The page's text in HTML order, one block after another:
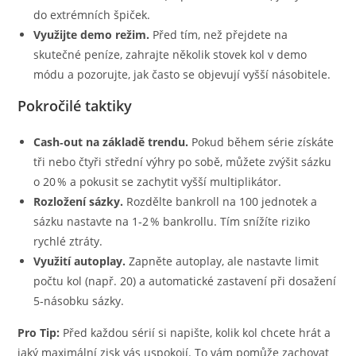
do extrémních špiček.
Využijte demo režim. Před tím, než přejdete na
skutečné peníze, zahrajte několik stovek kol v demo
módu a pozorujte, jak často se objevují vyšší násobitele.
Pokročilé taktiky
Cash‑out na základě trendu. Pokud během série získáte
tři nebo čtyři střední výhry po sobě, můžete zvýšit sázku
o 20 % a pokusit se zachytit vyšší multiplikátor.
Rozložení sázky. Rozdělte bankroll na 100 jednotek a
sázku nastavte na 1‑2 % bankrollu. Tím snížíte riziko
rychlé ztráty.
Využití autoplay. Zapněte autoplay, ale nastavte limit
počtu kol (např. 20) a automatické zastavení při dosažení
5‑násobku sázky.
Pro Tip: Před každou sérií si napište, kolik kol chcete hrát a
jaký maximální zisk vás uspokojí. To vám pomůže zachovat